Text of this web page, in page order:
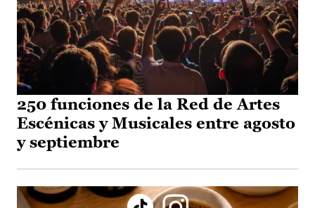
250 funciones de la Red de Artes
Escénicas y Musicales entre agosto
y septiembre